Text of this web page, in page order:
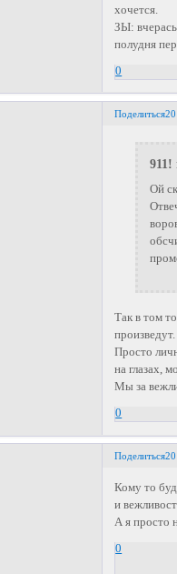
хочется.
ЗЫ:
полудня
0
Поделиться
911!
Ой
Так в том
Просто
на глазах,
Мы за
0
Поделиться
Кому то
и
А я просто
0